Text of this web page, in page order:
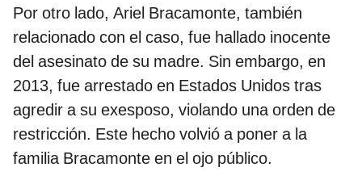
Por otro lado, Ariel Bracamonte, también
relacionado con el caso, fue hallado inocente
del asesinato de su madre. Sin embargo, en
2013, fue arrestado en Estados Unidos tras
agredir a su exesposo, violando una orden de
restricción. Este hecho volvió a poner a la
familia Bracamonte en el ojo público.